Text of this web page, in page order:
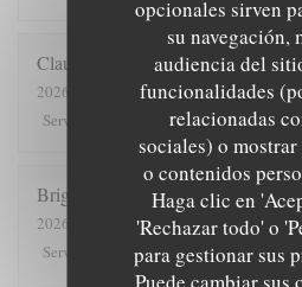
opcionales sirven
su navegación,
audiencia del
funcionalidades
relacionadas
sociales) o
o contenidos
Haga clic en
'Rechazar todo' o
para gestionar sus
Puede cambiar sus
Claude
2026-08-01
- 19:30 - Invitados 5
Servicio
Ambiente: 4/5 Menú :4
Brigitte
2026-07-28
- 12:00 - Invitados 4
Servicio
Ambiente:5/5 Menú: 5